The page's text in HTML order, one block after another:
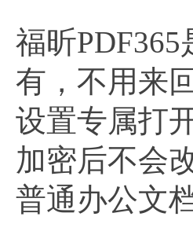
福昕
有，不用来
设置专属打
加密后不会
普通办公文